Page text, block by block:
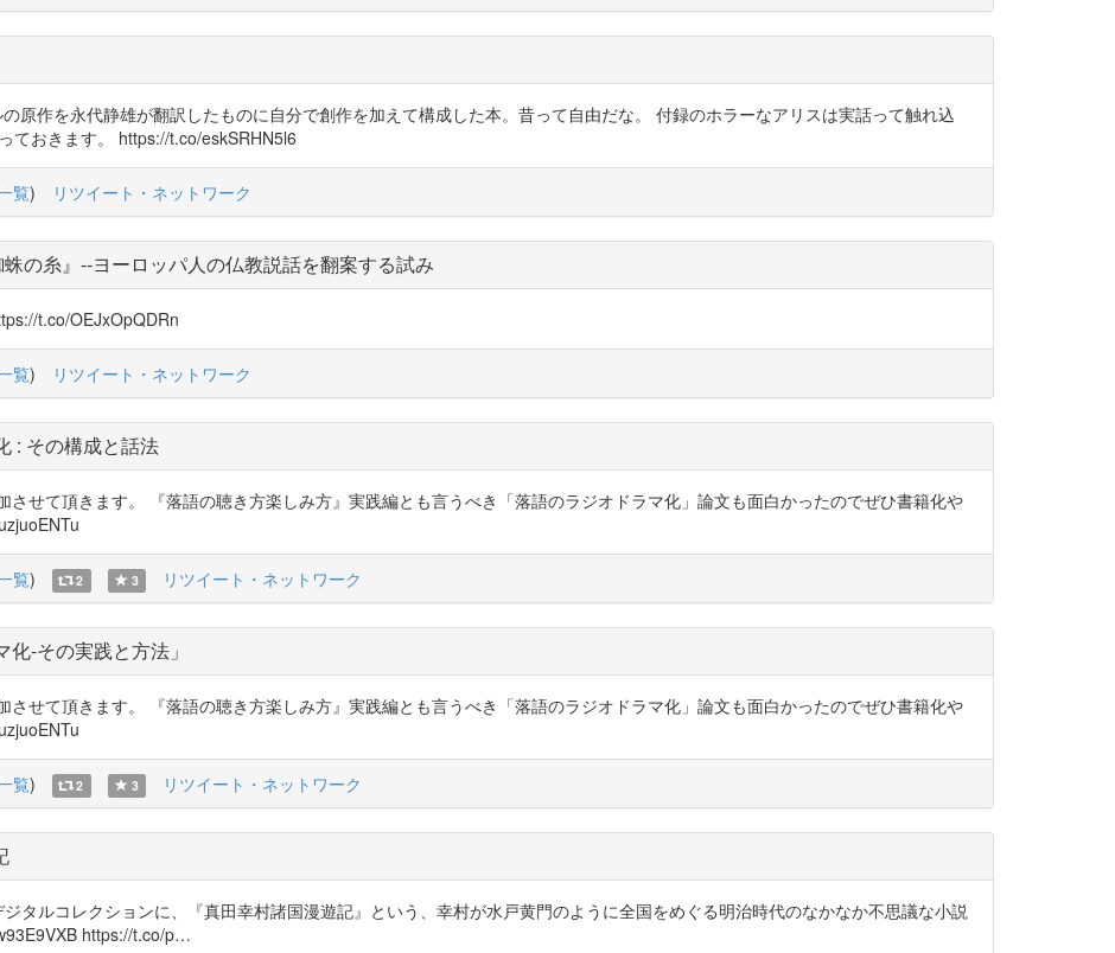
原作を永代静雄が翻訳したものに自分で創作を加えて構成した本。昔って自由だな。 付録のホラーなアリスは実話って触れ込
ておきます。 https://t.co/eskSRHN5l6
覧) リツイート・ネットワーク
の糸』--ヨーロッパ人の仏教説話を翻案する試み
t.co/OEJxOpQDRn
覧) リツイート・ネットワーク
: その構成と話法
せて頂きます。 『落語の聴き方楽しみ方』実践編とも言うべき「落語のラジオドラマ化」論文も面白かったのでぜひ書籍化や
覧) 2 3 リツイート・ネットワーク
化‐その実践と方法」
せて頂きます。 『落語の聴き方楽しみ方』実践編とも言うべき「落語のラジオドラマ化」論文も面白かったのでぜひ書籍化や
覧) 2 3 リツイート・ネットワーク
タルコレクションに、『真田幸村諸国漫遊記』という、幸村が水戸黄門のように全国をめぐる明治時代のなかなか不思議な小説
https://t.co/p…